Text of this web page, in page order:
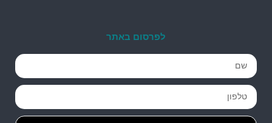
לפרסום באתר